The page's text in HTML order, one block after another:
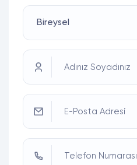
Adınız Soyadınız
E-Posta Adresi
Telefon Numarası